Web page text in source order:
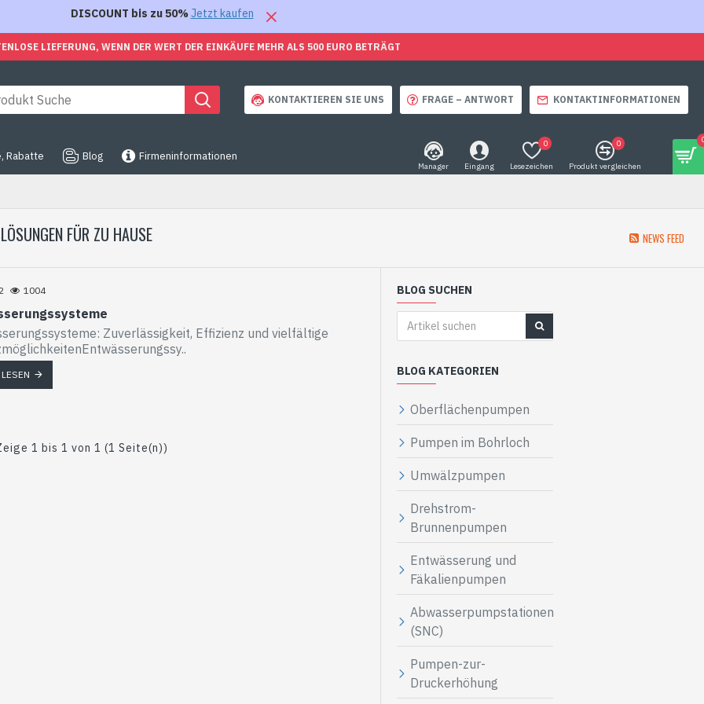
DISCOUNT bis zu 50%Jetzt kaufen
LIEFERUNG, WENN DER WERT DER EINKÄUFE MEHR ALS 500 EURO BETRÄGT
KONTAKTIEREN SIE UNS FRAGE – ANTWORT KONTAKTINFORMATIONEN
Rabatte Blog Firmeninformationen
Manager Eingang Lesezeichen
0
Produkt vergleichen
0
FÜR ZU HAUSE NEWS FEED
1004
Zuverlässigkeit, Effizienz und vielfältige
1 bis 1 von 1 (1 Seite(n))
BLOG SUCHEN
BLOG KATEGORIEN
Oberflächenpumpen
Pumpen im Bohrloch
Umwälzpumpen
Drehstrom-
Brunnenpumpen
Entwässerung und
Fäkalienpumpen
Abwasserpumpstationen
(SNC)
Pumpen-zur-
Druckerhöhung